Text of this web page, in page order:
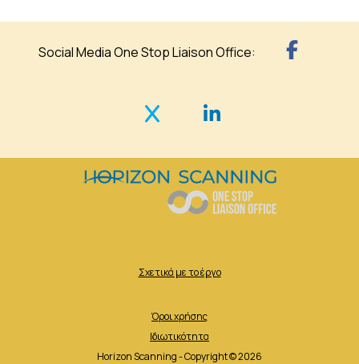
Social Media One Stop Liaison Office:
Σχετικά με το έργο
Όροι χρήσης
Ιδιωτικότητα
Horizon Scanning - Copyright © 2026